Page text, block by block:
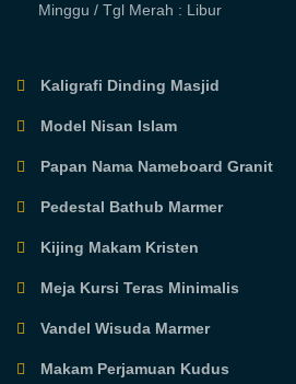
Minggu / Tgl Merah : Libur
Kaligrafi Dinding Masjid
Model Nisan Islam
Papan Nama Nameboard Granit
Pedestal Bathub Marmer
Kijing Makam Kristen
Meja Kursi Teras Minimalis
Vandel Wisuda Marmer
Makam Perjamuan Kudus